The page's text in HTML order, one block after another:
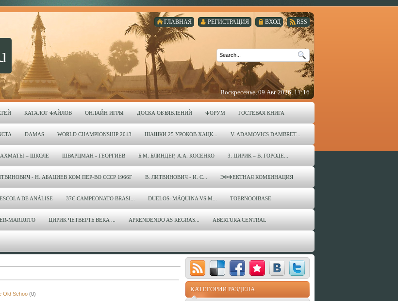
RSS
ВХОД
РЕГИСТРАЦИЯ
ГЛАВНАЯ
Воскресенье, 09 Авг 2026, 11:16
КАТАЛОГ ФАЙЛОВ ОНЛАЙН ИГРЫ ДОСКА ОБЪЯВЛЕНИЙ ФОРУМ ГОСТЕВАЯ КНИГА
DAMAS WORLD CHAMPIONSHIP 2013 ШАШКИ 25 УРОКОВ ХАЦК... V. ADAMOVICS DAMBRET...
– ШКОЛЕ ШВАРЦМАН - ГЕОРГИЕВ Б.М. БЛИНДЕР, А.А. КОСЕНКО З. ЦИРИК – В. ГОРОДЕ...
- Н. АБАЦИЕВ КОМ ПЕР-ВО СССР 1966Г В. ЛИТВИНОВИЧ - И. С... ЭФФЕКТНАЯ КОМБИНАЦИЯ
ESCOLA DE ANÁLISE 37Є CAMPEONATO BRASI... DUELOS: MÁQUINA VS M... TOERNOOIBASE
MARUJITO ЦИРИК ЧЕТВЕРТЬ ВЕКА ... APRENDENDO AS REGRAS... ABERTURA CENTRAL
Old Schoo (0)
КАТЕГОРИИ РАЗДЕЛА